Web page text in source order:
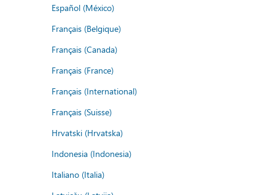
Español (México)
Français (Belgique)
Français (Canada)
Français (France)
Français (International)
Français (Suisse)
Hrvatski (Hrvatska)
Indonesia (Indonesia)
Italiano (Italia)